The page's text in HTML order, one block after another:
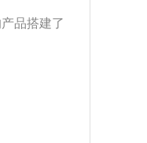
品搭建了